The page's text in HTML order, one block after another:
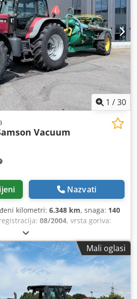
cca 200 – 300 kom/h Napajanje:
u Njemačkoj. Schmedt
knjige Preša za knjige s rezačem
Njemačka. Stroj je u vrlo
za proizvodnju. Tehničke
format: 420 x 520 x 100 mm
230 V + komprimirani zrak.
stroja.
1 /30
Vacuum
Nazvati
kilometri: 6.348 km, snaga: 140
08/2004, vrsta goriva:
2004
Mali oglasi